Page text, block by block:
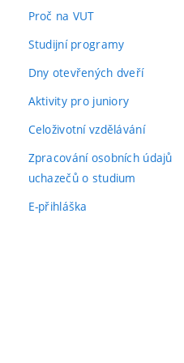
Proč na VUT
Studijní programy
Dny otevřených dveří
Aktivity pro juniory
Celoživotní vzdělávání
Zpracování osobních údajů
uchazečů o studium
E-přihláška